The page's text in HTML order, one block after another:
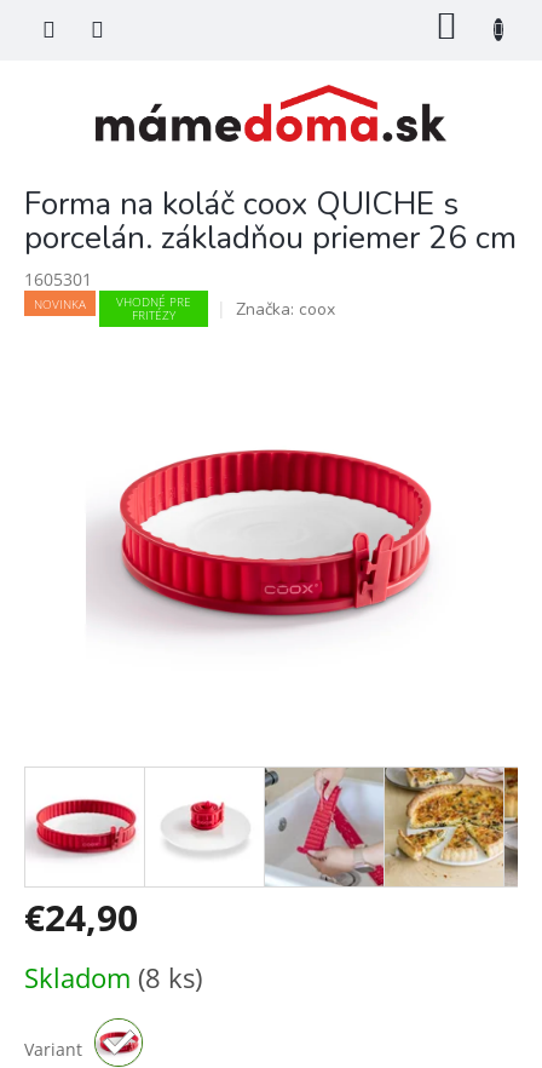
Forma na koláč coox QUICHE s
porcelán. základňou priemer 26 cm
1605301
NOVINKA VHODNÉ PRE
FRITÉZY Značka: coox
€24,90
cena:
Skladom (8 ks)
Variant